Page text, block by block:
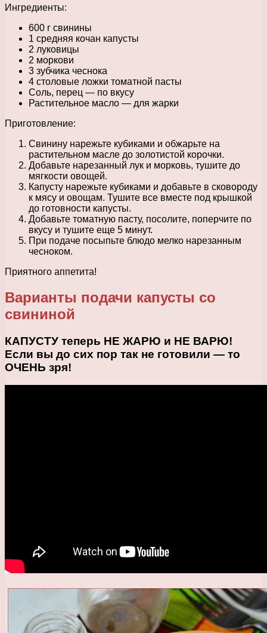
Ингредиенты:
600 г свинины
1 средняя кочан капусты
2 луковицы
2 моркови
3 зубчика чеснока
4 столовые ложки томатной пасты
Соль, перец — по вкусу
Растительное масло — для жарки
Приготовление:
Свинину нарежьте кубиками и обжарьте на
растительном масле до золотистой корочки.
Добавьте нарезанный лук и морковь, тушите до
мягкости овощей.
Капусту нарежьте кубиками и добавьте в сковороду
к мясу и овощам. Тушите все вместе под крышкой
до готовности капусты.
Добавьте томатную пасту, посолите, поперчите по
вкусу и тушите еще 5 минут.
При подаче посыпьте блюдо мелко нарезанным
чесноком.
Приятного аппетита!
Варианты подачи капусты со
свининой
КАПУСТУ теперь НЕ ЖАРЮ и НЕ ВАРЮ!
Если вы до сих пор так не готовили — то
ОЧЕНЬ зря!